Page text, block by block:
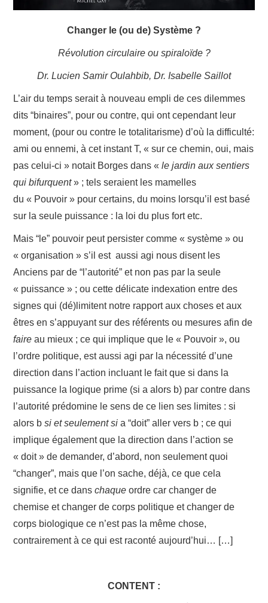
CONTACTS
Changer le (ou de) Système ?
Révolution circulaire ou spiraloïde ?
Dr. Lucien Samir Oulahbib, Dr. Isabelle Saillot
L’air du temps serait à nouveau empli de ces dilemmes
dits “binaires”, pour ou contre, qui ont cependant leur
moment, (pour ou contre le totalitarisme) d’où la difficulté:
ami ou ennemi, à cet instant T, « sur ce chemin, oui, mais
pas celui-ci » notait Borges dans «le jardin aux sentiers
qui bifurquent» ; tels seraient les mamelles
du « Pouvoir » pour certains, du moins lorsqu’il est basé
sur la seule puissance : la loi du plus fort etc.
Mais “le” pouvoir peut persister comme « système » ou
« organisation » s’il est aussi agi nous disent les
Anciens par de “l’autorité” et non pas par la seule
« puissance » ; ou cette délicate indexation entre des
signes qui (dé)limitent notre rapport aux choses et aux
êtres en s’appuyant sur des référents ou mesures afin de
faire au mieux ; ce qui implique que le « Pouvoir », ou
l’ordre politique, est aussi agi par la nécessité d’une
direction dans l’action incluant le fait que si dans la
puissance la logique prime (si a alors b) par contre dans
l’autorité prédomine le sens de ce lien ses limites : si
alors bsi et seulement si a “doit” aller vers b ; ce qui
implique également que la direction dans l’action se
« doit » de demander, d’abord, non seulement quoi
“changer”, mais que l’on sache, déjà, ce que cela
signifie, et ce danschaqueordre car changer de
chemise et changer de corps politique et changer de
corps biologique ce n’est pas la même chose,
contrairement à ce qui est raconté aujourd’hui… […]
CONTENT :